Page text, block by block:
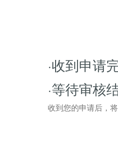
·收到申请
·等待审核
收到您的申请后，